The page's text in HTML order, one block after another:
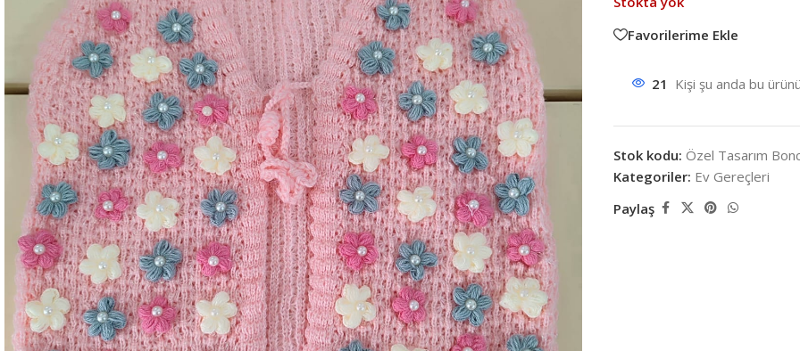
Favorilerime Ekle
21 Kişi şu anda bu
Stok kodu: Özel Tasarım
Kategoriler: Ev Gereçleri
Paylaş